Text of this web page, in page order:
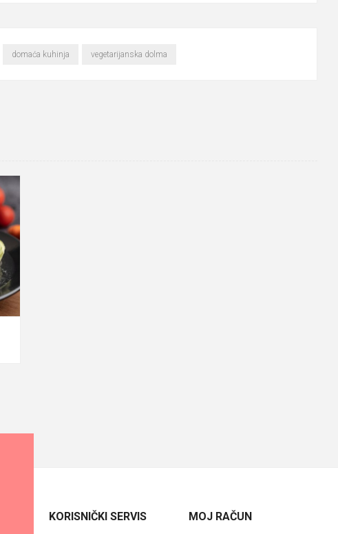
domaća kuhinja vegetarijanska dolma
KORISNIČKI SERVIS MOJ RAČUN